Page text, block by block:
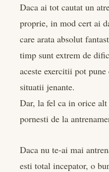
Daca ai tot cautat un
proprie, in mod cert ai
care arata absolut
timp sunt extrem de
aceste exercitii pot
situatii jenante.
Dar, la fel ca in orice
pornesti de la
Daca nu te-ai mai
esti total incepator, o